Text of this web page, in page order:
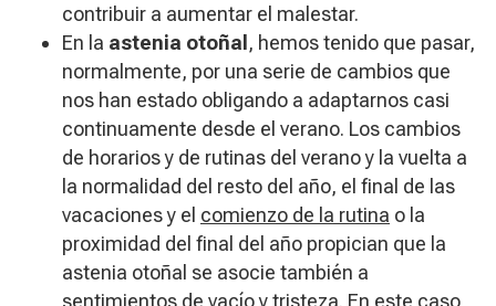
contribuir a aumentar el malestar.
En la astenia otoñal, hemos tenido que pasar,
normalmente, por una serie de cambios que
nos han estado obligando a adaptarnos casi
continuamente desde el verano. Los cambios
de horarios y de rutinas del verano y la vuelta a
la normalidad del resto del año, el final de las
vacaciones y el comienzo de la rutina o la
proximidad del final del año propician que la
astenia otoñal se asocie también a
sentimientos de vacío y tristeza. En este caso